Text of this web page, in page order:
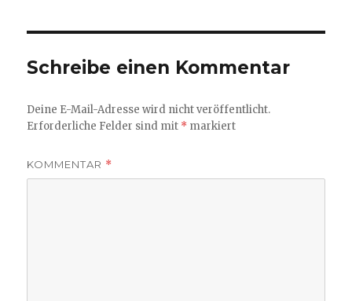
Schreibe einen Kommentar
Deine E-Mail-Adresse wird nicht veröffentlicht.
Erforderliche Felder sind mit * markiert
KOMMENTAR *